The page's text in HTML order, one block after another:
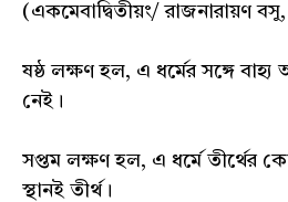
(একমেবাদ্বিতীয়ং/ রাজনারায়ণ
ষষ্ঠ লক্ষণ হল, এ ধর্মের সঙ্গে
নেই।
সপ্তম লক্ষণ হল, এ ধর্মে তীর্থের
স্থানই তীর্থ।